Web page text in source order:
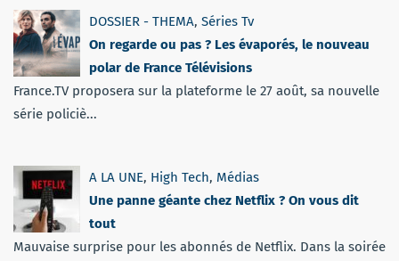
DOSSIER - THEMA, Séries Tv
On regarde ou pas ? Les évaporés, le nouveau
polar de France Télévisions
France.TV proposera sur la plateforme le 27 août, sa nouvelle
série policiè...
A LA UNE, High Tech, Médias
Une panne géante chez Netflix ? On vous dit
tout
Mauvaise surprise pour les abonnés de Netflix. Dans la soirée